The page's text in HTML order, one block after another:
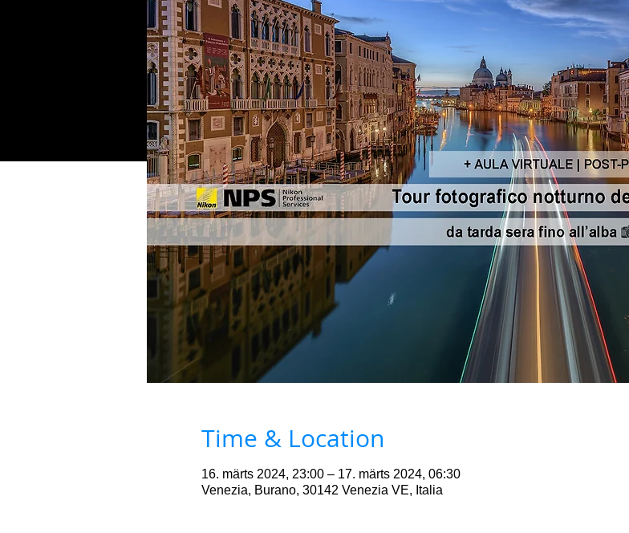
Time & Location
16. märts 2024, 23:00 – 17. märts 2024, 06:30
Venezia, Burano, 30142 Venezia VE, Italia